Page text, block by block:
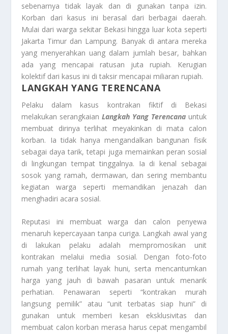
sebenarnya tidak layak dan di gunakan tanpa izin.
Korban dari kasus ini berasal dari berbagai daerah.
Mulai dari warga sekitar Bekasi hingga luar kota seperti
Jakarta Timur dan Lampung. Banyak di antara mereka
yang menyerahkan uang dalam jumlah besar, bahkan
ada yang mencapai ratusan juta rupiah. Kerugian
kolektif dari kasus ini di taksir mencapai miliaran rupiah.
LANGKAH YANG TERENCANA
Pelaku dalam kasus kontrakan fiktif di Bekasi
melakukan serangkaianLangkah Yang Terencanauntuk
membuat dirinya terlihat meyakinkan di mata calon
korban. Ia tidak hanya mengandalkan bangunan fisik
sebagai daya tarik, tetapi juga memainkan peran sosial
di lingkungan tempat tinggalnya. Ia di kenal sebagai
sosok yang ramah, dermawan, dan sering membantu
kegiatan warga seperti memandikan jenazah dan
menghadiri acara sosial.
Reputasi ini membuat warga dan calon penyewa
menaruh kepercayaan tanpa curiga. Langkah awal yang
di lakukan pelaku adalah mempromosikan unit
kontrakan melalui media sosial. Dengan foto-foto
rumah yang terlihat layak huni, serta mencantumkan
harga yang jauh di bawah pasaran untuk menarik
perhatian. Penawaran seperti “kontrakan murah
langsung pemilik” atau “unit terbatas siap huni” di
gunakan untuk memberi kesan eksklusivitas dan
membuat calon korban merasa harus cepat mengambil